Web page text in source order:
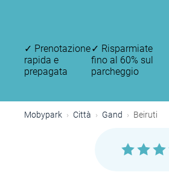
✓ Prenotazione
rapida e
prepagata
✓ Risparmiate
fino al 60% sul
parcheggio
Mobypark Città Gand Beiruti